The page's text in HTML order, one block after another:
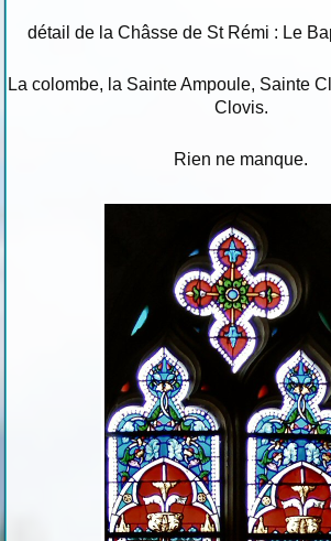
détail de la Châsse de St Rémi : Le
La colombe, la Sainte Ampoule, Sainte
Clovis.
Rien ne manque.